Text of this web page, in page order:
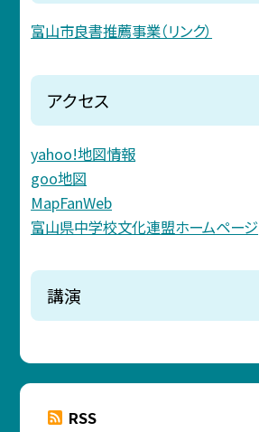
富山市良書推薦事業（リンク）
アクセス
yahoo!地図情報
goo地図
MapFanWeb
富山県中学校文化連盟ホームページ
講演
RSS